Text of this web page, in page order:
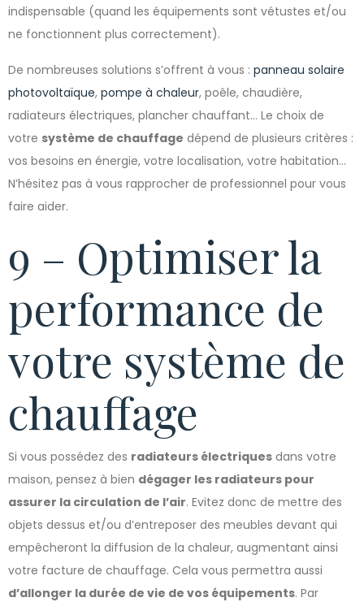
indispensable (quand les équipements sont vétustes et/ou
ne fonctionnent plus correctement).
De nombreuses solutions s’offrent à vous : panneau solaire
photovoltaïque, pompe à chaleur, poêle, chaudière,
radiateurs électriques, plancher chauffant… Le choix de
votre système de chauffage dépend de plusieurs critères :
vos besoins en énergie, votre localisation, votre habitation…
N’hésitez pas à vous rapprocher de professionnel pour vous
faire aider.
9 – Optimiser la
performance de
votre système de
chauffage
Si vous possédez des radiateurs électriques dans votre
maison, pensez à bien dégager les radiateurs pour
assurer la circulation de l’air. Evitez donc de mettre des
objets dessus et/ou d’entreposer des meubles devant qui
empêcheront la diffusion de la chaleur, augmentant ainsi
votre facture de chauffage. Cela vous permettra aussi
d’allonger la durée de vie de vos équipements. Par